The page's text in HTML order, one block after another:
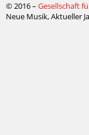
© 2016 – Gesellschaft
Neue Musik, Aktueller